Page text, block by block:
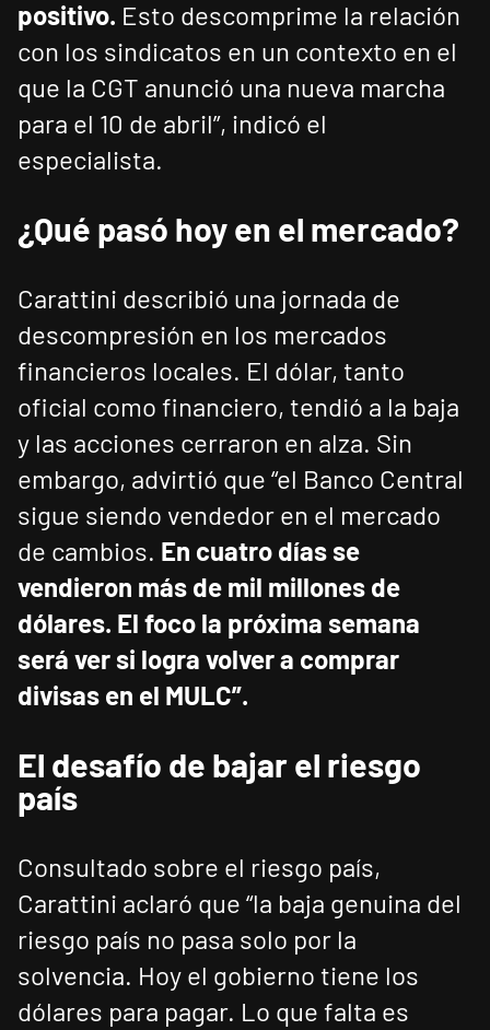
positivo. Esto descomprime la relación
con los sindicatos en un contexto en el
que la CGT anunció una nueva marcha
para el 10 de abril”, indicó el
especialista.
¿Qué pasó hoy en el mercado?
Carattini describió una jornada de
descompresión en los mercados
financieros locales. El dólar, tanto
oficial como financiero, tendió a la baja
y las acciones cerraron en alza. Sin
embargo, advirtió que “el Banco Central
sigue siendo vendedor en el mercado
de cambios. En cuatro días se
vendieron más de mil millones de
dólares. El foco la próxima semana
será ver si logra volver a comprar
divisas en el MULC”.
El desafío de bajar el riesgo
país
Consultado sobre el riesgo país,
Carattini aclaró que “la baja genuina del
riesgo país no pasa solo por la
solvencia. Hoy el gobierno tiene los
dólares para pagar. Lo que falta es